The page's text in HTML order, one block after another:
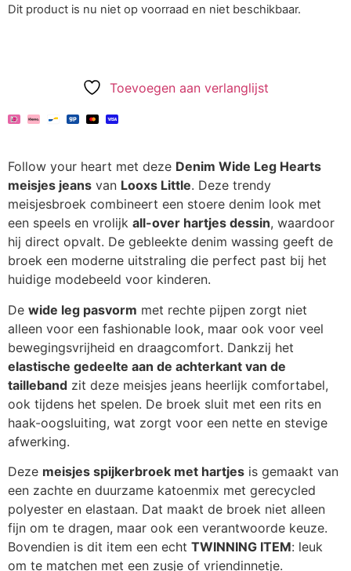
Dit product is nu niet op voorraad en niet beschikbaar.
Toevoegen aan verlanglijst
Follow your heart met deze Denim Wide Leg Hearts
meisjes jeans van Looxs Little. Deze trendy
meisjesbroek combineert een stoere denim look met
een speels en vrolijk all-over hartjes dessin, waardoor
hij direct opvalt. De gebleekte denim wassing geeft de
broek een moderne uitstraling die perfect past bij het
huidige modebeeld voor kinderen.
De wide leg pasvorm met rechte pijpen zorgt niet
alleen voor een fashionable look, maar ook voor veel
bewegingsvrijheid en draagcomfort. Dankzij het
elastische gedeelte aan de achterkant van de
tailleband zit deze meisjes jeans heerlijk comfortabel,
ook tijdens het spelen. De broek sluit met een rits en
haak-oogsluiting, wat zorgt voor een nette en stevige
afwerking.
Deze meisjes spijkerbroek met hartjes is gemaakt van
een zachte en duurzame katoenmix met gerecycled
polyester en elastaan. Dat maakt de broek niet alleen
fijn om te dragen, maar ook een verantwoorde keuze.
Bovendien is dit item een echt TWINNING ITEM: leuk
om te matchen met een zusje of vriendinnetje.